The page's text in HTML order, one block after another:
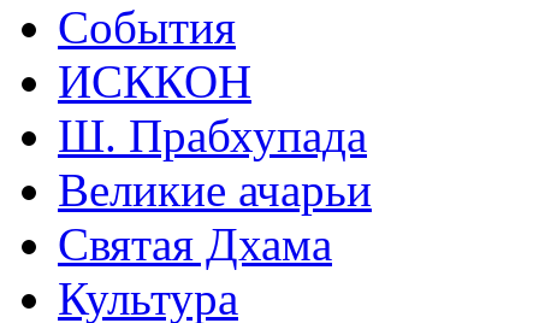
События
ИСККОН
Ш. Прабхупада
Великие ачарьи
Святая Дхама
Культура